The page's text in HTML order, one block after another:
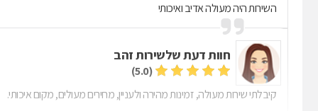
השירות היה מעולה אדיב ואיכותי
חוות דעת שלשירות זהב
(5.0)
קיבלתי שירות מעולה, זמינות מהירה ולעניין, מחירים מעולים, מקום איכותי.